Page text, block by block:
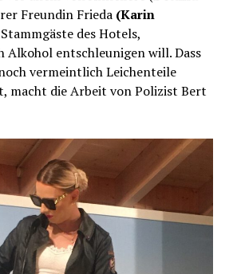
Freundin Frieda (Karin
des Hotels,
Alkohol entschleunigen will. Dass
vermeintlich Leichenteile
macht die Arbeit von Polizist Bert